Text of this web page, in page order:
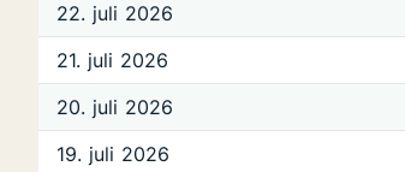
22. juli 2026
21. juli 2026
20. juli 2026
19. juli 2026